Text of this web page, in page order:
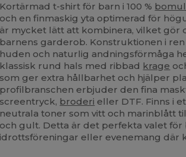
Kortärmad t-shirt för barn i 100 %
och en finmaskig yta optimerad för
är mycket lätt att kombinera, vilket
barnens garderob. Konstruktionen i ren
huden och naturlig andningsförmåga
klassisk rund hals med ribbad krage
som ger extra hållbarhet och hjälper
profilbranschen erbjuder den fina
screentryck, broderi eller DTF. Finns i
neutrala toner som vitt och marinblått
och gult. Detta är det perfekta valet
idrottsföreningar eller evenemang där